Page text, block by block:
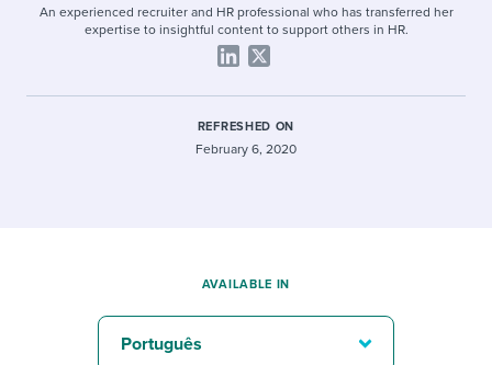
An experienced recruiter and HR professional who has transferred her
expertise to insightful content to support others in HR.
REFRESHED ON
February 6, 2020
AVAILABLE IN
Português